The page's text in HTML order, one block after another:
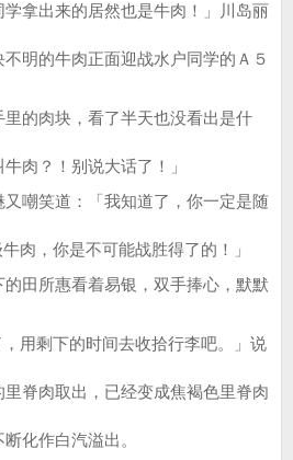
拿出来的居然也是牛肉！」川岛丽
不明的牛肉正面迎战水户同学的Ａ５
的肉块，看了半天也没看出是什
肉？！别说大话了！」
嘲笑道：「我知道了，你一定是随
肉，你是不可能战胜得了的！」
所惠看着易银，双手捧心，默默
剩下的时间去收拾行李吧。」说
脊肉取出，已经变成焦褐色里脊肉
化作白汽溢出。